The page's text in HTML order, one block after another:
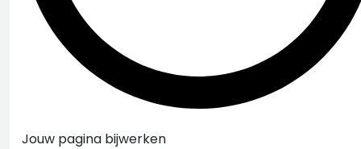
Jouw pagina bijwerken